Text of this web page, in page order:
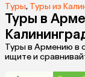
Туры, Туры из
Туры в
Туры в Армению в
ищите и